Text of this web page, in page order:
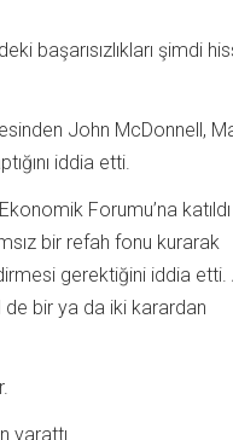
başarısızlıkları şimdi
John McDonnell,
iddia etti.
Forumu’na
bir refah fonu kurarak
gerektiğini iddia etti.
de bir ya da iki karardan
yarattı.